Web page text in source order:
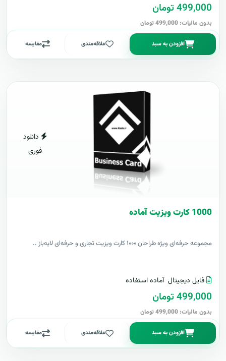
499,000 تومان
بدون مالیات: 499,000 تومان
افزودن به سبد علاقه‌مندی مقایسه
دانلود
فوری
1000 کارت ويزيت آماده
مجموعه حرفه‌ای ویژه طراحان ۱۰۰۰ کارت ویزیت تجاری و حرفه‌ای لایه‌باز ..
فایل دیجیتال آماده استفاده
499,000 تومان
بدون مالیات: 499,000 تومان
افزودن به سبد علاقه‌مندی مقایسه